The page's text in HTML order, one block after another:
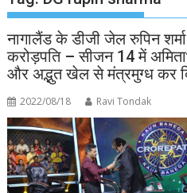
नागालैंड के डीजी जेल रुपिन
करोड़पति – सीजन 14 में
और अद्भुत खेल से मंत्रमुग्ध कर
2022/08/18 Ravi Tondak